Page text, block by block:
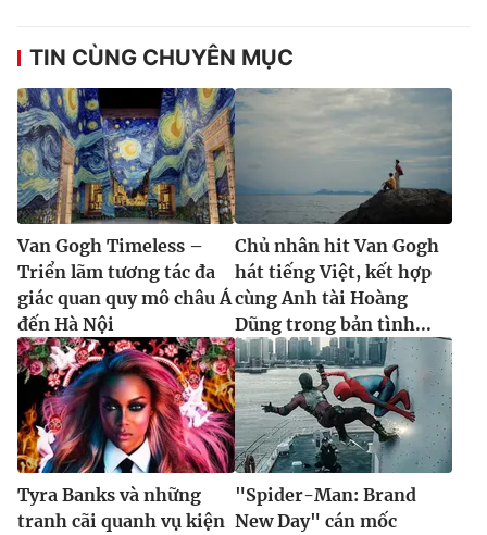
TIN CÙNG CHUYÊN MỤC
Van Gogh Timeless –
Triển lãm tương tác đa
giác quan quy mô châu Á
đến Hà Nội
Chủ nhân hit Van Gogh
hát tiếng Việt, kết hợp
cùng Anh tài Hoàng
Dũng trong bản tình...
Tyra Banks và những
tranh cãi quanh vụ kiện
"Spider-Man: Brand
New Day" cán mốc